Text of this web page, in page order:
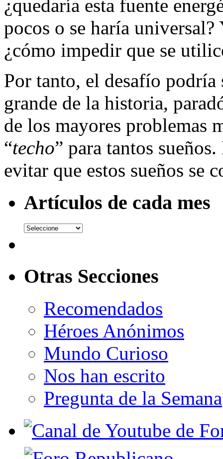
¿quedaría esta fuente
pocos o se haría
¿cómo impedir que se
Por tanto, el desafío
grande de la historia,
de los mayores problemas
“techo” para tantos
evitar que estos sueños se
Artículos de cada mes
Otras Secciones
Recomendados
Héroes Anónimos
Mundo Curioso
Nos han escrito
Pregunta de la Semana